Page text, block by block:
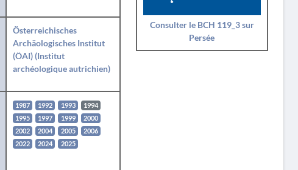
Österreichisches
Archäologisches Institut
(ÖAI) (Institut
archéologique autrichien)
1987 1992 1993
1994
1995
1997 1999
2000
2002
2004 2005
2006
2022
2024 2025
Consulter le BCH 119_3 sur
Persée